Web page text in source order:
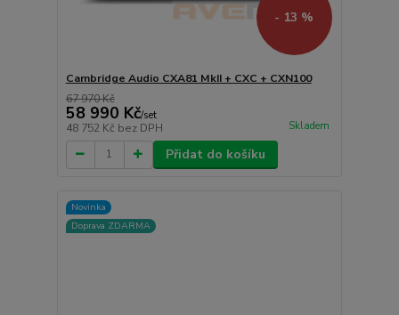
- 13 %
Cambridge Audio CXA81 MkII + CXC + CXN100
67 970 Kč
58 990 Kč/set
48 752 Kč bez DPH Skladem
Přidat do košíku
Novinka
Doprava ZDARMA